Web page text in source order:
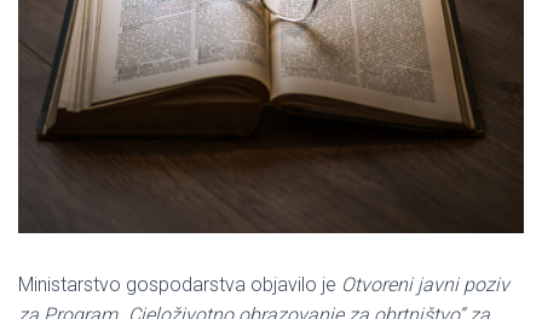
Ministarstvo gospodarstva objavilo je Otvoreni javni poziv
za Program „Cjeloživotno obrazovanje za obrtništvo“ za